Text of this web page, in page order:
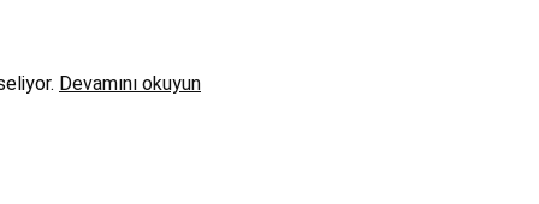
Devamını okuyun